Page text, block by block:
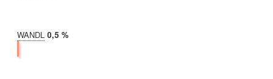
WANDL 2019:
0,5 %